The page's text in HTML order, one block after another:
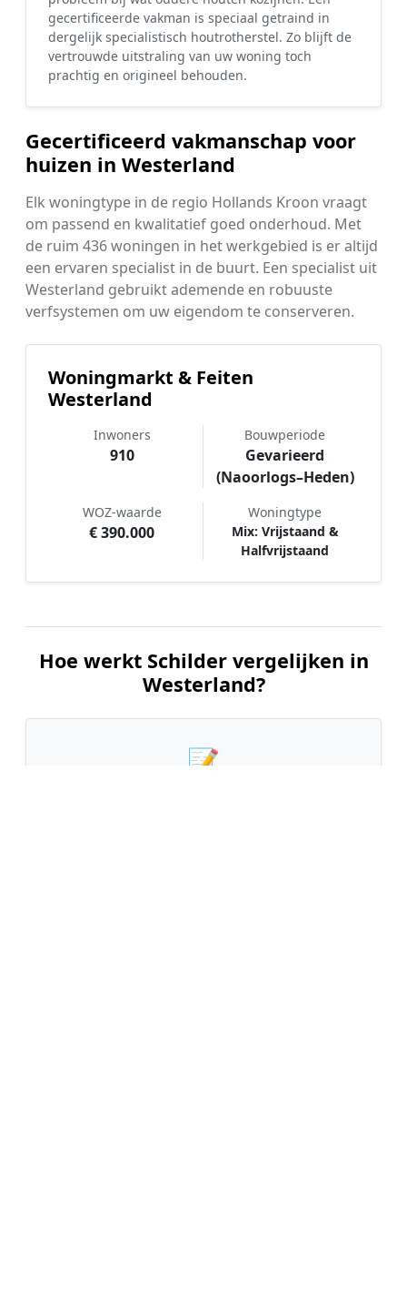
gecertificeerde vakman is speciaal getraind in
dergelijk specialistisch houtrotherstel. Zo blijft de
vertrouwde uitstraling van uw woning toch
prachtig en origineel behouden.
Gecertificeerd vakmanschap voor
huizen in Westerland
Elk woningtype in de regio Hollands Kroon vraagt
om passend en kwalitatief goed onderhoud. Met
de ruim 436 woningen in het werkgebied is er altijd
een ervaren specialist in de buurt. Een specialist uit
Westerland gebruikt ademende en robuuste
verfsystemen om uw eigendom te conserveren.
Woningmarkt & Feiten
Westerland
Inwoners
910
Bouwperiode
Gevarieerd
(Naoorlogs–Heden)
WOZ-waarde
€ 390.000
Woningtype
Mix: Vrijstaand &
Halfvrijstaand
Hoe werkt Schilder vergelijken in
Westerland?
📝